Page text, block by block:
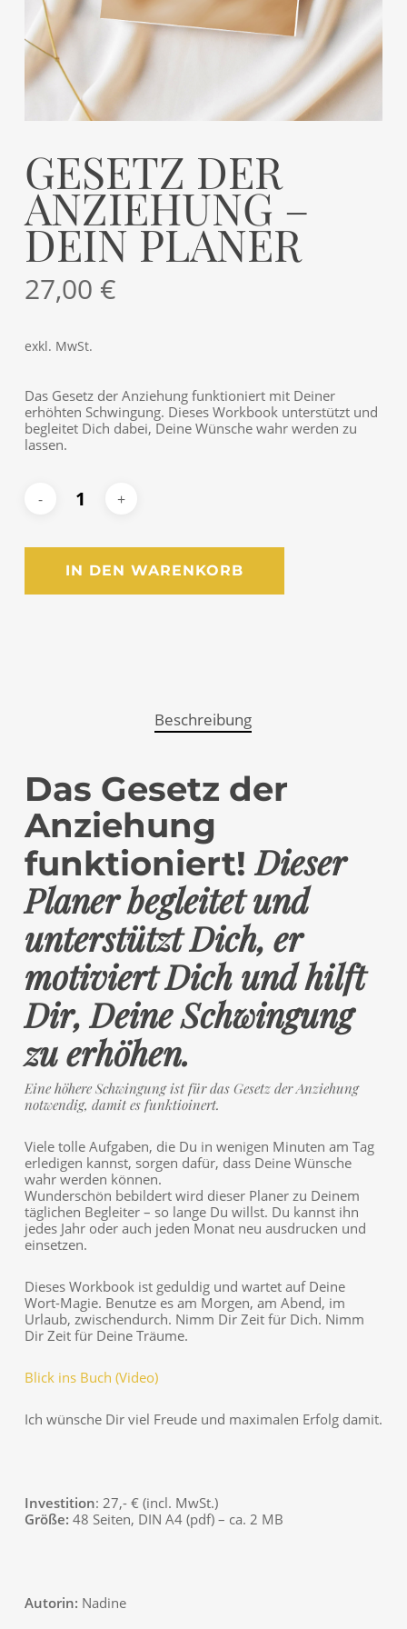
GESETZ DER
ANZIEHUNG –
DEIN PLANER
27,00 €
exkl. MwSt.
Das Gesetz der Anziehung funktioniert mit Deiner
erhöhten Schwingung. Dieses Workbook unterstützt und
begleitet Dich dabei, Deine Wünsche wahr werden zu
lassen.
IN DEN WARENKORB
Beschreibung
Das Gesetz der
Anziehung
funktioniert!Dieser
Planer begleitet und
unterstützt Dich, er
motiviert Dich und hilft
Dir, Deine Schwingung
zu erhöhen.
Eine höhere Schwingung ist für das Gesetz der Anziehung
notwendig, damit es funktioinert.
Viele tolle Aufgaben, die Du in wenigen Minuten am Tag
erledigen kannst, sorgen dafür, dass Deine Wünsche
wahr werden können.
Wunderschön bebildert wird dieser Planer zu Deinem
täglichen Begleiter – so lange Du willst. Du kannst ihn
jedes Jahr oder auch jeden Monat neu ausdrucken und
einsetzen.
Dieses Workbook ist geduldig und wartet auf Deine
Wort-Magie. Benutze es am Morgen, am Abend, im
Urlaub, zwischendurch. Nimm Dir Zeit für Dich. Nimm
Dir Zeit für Deine Träume.
Blick ins Buch (Video)
Ich wünsche Dir viel Freude und maximalen Erfolg damit.
Investition: 27,- € (incl. MwSt.)
Größe: 48 Seiten, DIN A4 (pdf) – ca. 2 MB
Autorin: Nadine